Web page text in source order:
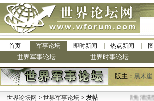
首页 军事论坛 即时新闻 热点新闻
世界军事论坛 世界时事论坛
版主： 黑木崖
世界论坛网 > 世界军事论坛 > 发帖
· 九阳全新免清洗型豆浆机